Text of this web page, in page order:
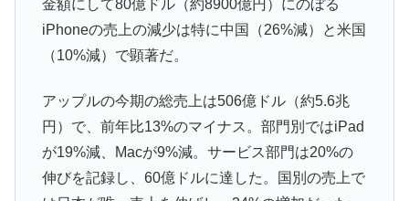
金額にして80億ドル（約8900億円）にのぼる
iPhoneの売上の減少は特に中国（26%減）と米国
（10%減）で顕著だ。
アップルの今期の総売上は506億ドル（約5.6兆
円）で、前年比13%のマイナス。部門別ではiPad
が19%減、Macが9%減。サービス部門は20%の
伸びを記録し、60億ドルに達した。国別の売上で